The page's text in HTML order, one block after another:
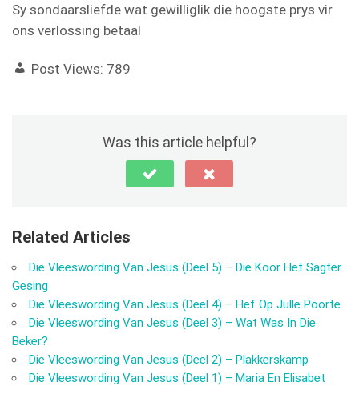
Sy sondaarsliefde wat gewilliglik die hoogste prys vir
ons verlossing betaal
Post Views: 789
Was this article helpful?
Related Articles
Die Vleeswording Van Jesus (Deel 5) – Die Koor Het Sagter
Gesing
Die Vleeswording Van Jesus (Deel 4) – Hef Op Julle Poorte
Die Vleeswording Van Jesus (Deel 3) – Wat Was In Die
Beker?
Die Vleeswording Van Jesus (Deel 2) – Plakkerskamp
Die Vleeswording Van Jesus (Deel 1) – Maria En Elisabet